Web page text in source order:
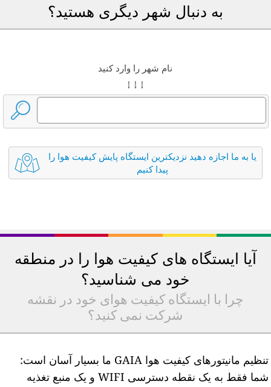
به دنبال شهر دیگری هستید؟
نام شهر را وارد کنید
↓ ↓ ↓
یا به ما اجازه دهید نزدیکترین ایستگاه پایش کیفیت هوا را
پیدا کنیم
آیا ایستگاه های کیفیت هوا را در منطقه
خود می شناسید؟
چرا با ایستگاه کیفیت هوای خود در نقشه
شرکت نمی کنید؟
تنظیم مانیتورهای کیفیت هوا GAIA ما بسیار آسان است:
شما فقط به یک نقطه دسترسی WIFI و یک منبع تغذیه